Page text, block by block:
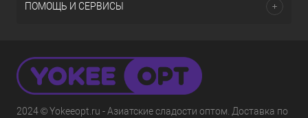
ПОМОЩЬ И СЕРВИСЫ
2024 © Yokeeopt.ru - Азиатские сладости оптом. Доставка по